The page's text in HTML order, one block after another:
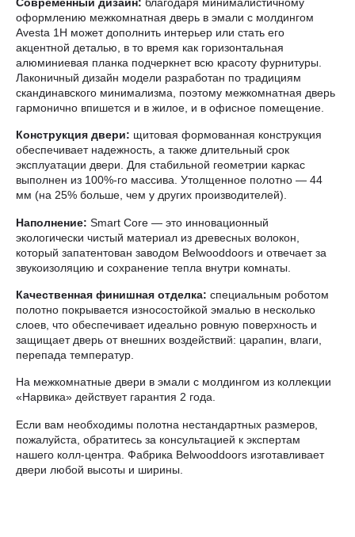
оформлению межкомнатная дверь в эмали с молдингом
Avesta 1H может дополнить интерьер или стать его
акцентной деталью, в то время как горизонтальная
алюминиевая планка подчеркнет всю красоту фурнитуры.
Лаконичный дизайн модели разработан по традициям
скандинавского минимализма, поэтому межкомнатная дверь
гармонично впишется и в жилое, и в офисное помещение.
Конструкция двери: щитовая формованная конструкция
обеспечивает надежность, а также длительный срок
эксплуатации двери. Для стабильной геометрии каркас
выполнен из 100%-го массива. Утолщенное полотно — 44
мм (на 25% больше, чем у других производителей).
Наполнение: Smart Core — это инновационный
экологически чистый материал из древесных волокон,
который запатентован заводом Belwooddoors и отвечает за
звукоизоляцию и сохранение тепла внутри комнаты.
Качественная финишная отделка: специальным роботом
полотно покрывается износостойкой эмалью в несколько
слоев, что обеспечивает идеально ровную поверхность и
защищает дверь от внешних воздействий: царапин, влаги,
перепада температур.
На межкомнатные двери в эмали с молдингом из коллекции
«Нарвика» действует гарантия 2 года.
Если вам необходимы полотна нестандартных размеров,
пожалуйста, обратитесь за консультацией к экспертам
нашего колл-центра. Фабрика Belwooddoors изготавливает
двери любой высоты и ширины.